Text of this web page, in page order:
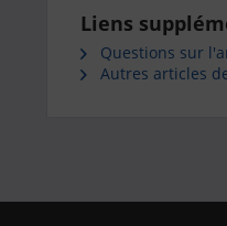
Liens
Questions sur
Autres articles